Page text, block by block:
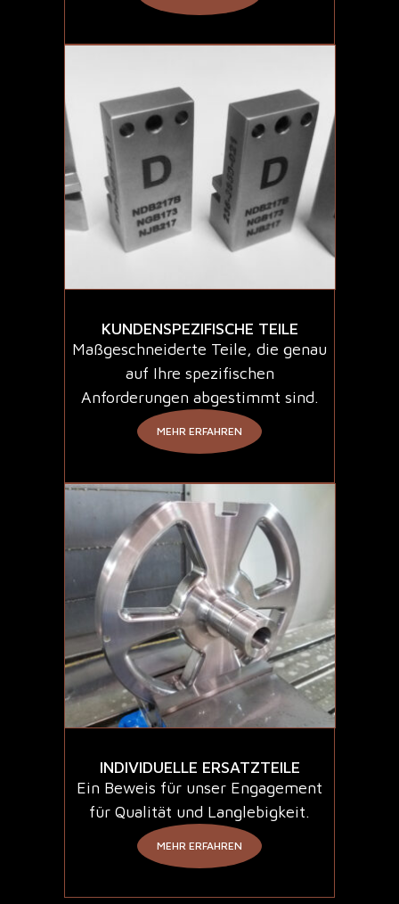
KUNDENSPEZIFISCHE TEILE
Maßgeschneiderte Teile, die genau
auf Ihre spezifischen
Anforderungen abgestimmt sind.
MEHR ERFAHREN
INDIVIDUELLE ERSATZTEILE
Ein Beweis für unser Engagement
für Qualität und Langlebigkeit.
MEHR ERFAHREN